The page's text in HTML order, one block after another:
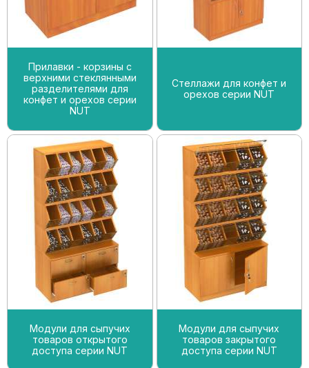
Прилавки - корзины с
верхними стеклянными
разделителями для
конфет и орехов серии
NUT
Стеллажи для конфет и
орехов серии NUT
Модули для сыпучих
товаров открытого
доступа серии NUT
Модули для сыпучих
товаров закрытого
доступа серии NUT